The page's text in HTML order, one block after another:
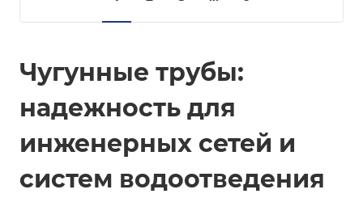
Чугунные трубы:
надежность для
инженерных сетей и
систем водоотведения